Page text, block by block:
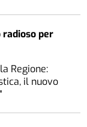
per
Regione:
il nuovo